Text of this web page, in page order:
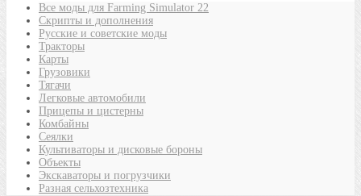
Все моды для Farming Simulator 22
Скрипты и дополнения
Русские и советские моды
Тракторы
Карты
Грузовики
Тягачи
Легковые автомобили
Прицепы и цистерны
Комбайны
Сеялки
Культиваторы и дисковые бороны
Объекты
Экскаваторы и погрузчики
Разная сельхозтехника